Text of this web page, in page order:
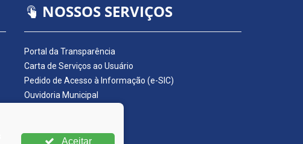
NOSSOS SERVIÇOS
Portal da Transparência
Carta de Serviços ao Usuário
Pedido de Acesso à Informação (e-SIC)
Ouvidoria Municipal
Nota Fiscal Eletrônica
Aceitar